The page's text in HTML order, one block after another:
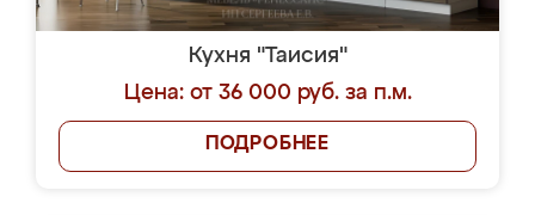
Кухня "Таисия"
Цена: от 36 000 руб. за п.м.
ПОДРОБНЕЕ